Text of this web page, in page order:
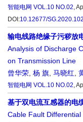
智能电网 VOL.10 NO.02,
DOI:10.12677/
输电线路绝缘子污秽放
Analysis of Discharge
on Transmission Line
曾华荣 杨 旗 马晓红
智能电网 VOL.10 NO.02,
基于双电流互感器的电
Cable Fault